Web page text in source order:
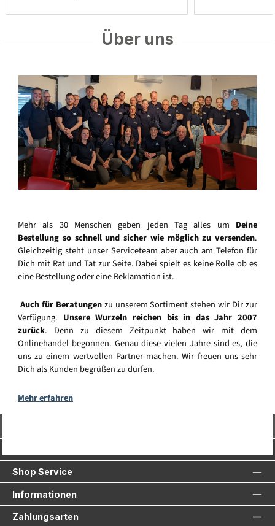
Über uns
Mehr als 30 Menschen geben jeden Tag alles um Deine
Bestellung so schnell und sicher wie möglich zu versenden.
Gleichzeitig steht unser Serviceteam aber auch am Telefon für
Dich mit Rat und Tat zur Seite. Dabei spielt es keine Rolle ob es
eine Bestellung oder eine Reklamation ist.
Auch für Beratungenzu unserem Sortiment stehen wir Dir zur
Verfügung. Unsere Wurzeln reichen bis in das Jahr 2007
zurück. Denn zu diesem Zeitpunkt haben wir mit dem
Onlinehandel begonnen. Genau diese vielen Jahre sind es, die
uns zu einem wertvollen Partner machen. Wir freuen uns sehr
Dich als Kunden begrüßen zu dürfen.
Mehr erfahren
Shop Service
Informationen
Zahlungsarten